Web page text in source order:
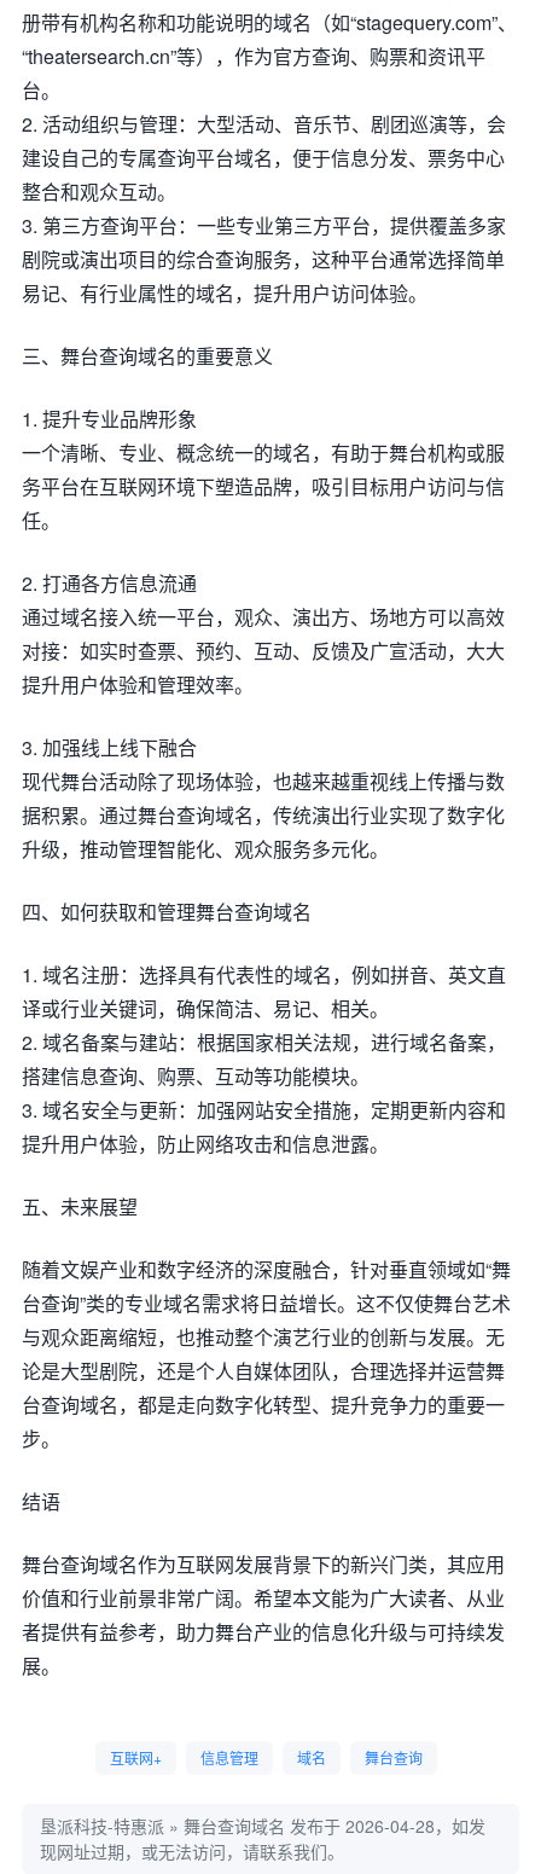
册带有机构名称和功能说明的域名（如“stagequery.com”、
“theatersearch.cn”等），作为官方查询、购票和资讯平
台。
2. 活动组织与管理：大型活动、音乐节、剧团巡演等，会
建设自己的专属查询平台域名，便于信息分发、票务中心
整合和观众互动。
3. 第三方查询平台：一些专业第三方平台，提供覆盖多家
剧院或演出项目的综合查询服务，这种平台通常选择简单
易记、有行业属性的域名，提升用户访问体验。
三、舞台查询域名的重要意义
1. 提升专业品牌形象
一个清晰、专业、概念统一的域名，有助于舞台机构或服
务平台在互联网环境下塑造品牌，吸引目标用户访问与信
任。
2. 打通各方信息流通
通过域名接入统一平台，观众、演出方、场地方可以高效
对接：如实时查票、预约、互动、反馈及广宣活动，大大
提升用户体验和管理效率。
3. 加强线上线下融合
现代舞台活动除了现场体验，也越来越重视线上传播与数
据积累。通过舞台查询域名，传统演出行业实现了数字化
升级，推动管理智能化、观众服务多元化。
四、如何获取和管理舞台查询域名
1. 域名注册：选择具有代表性的域名，例如拼音、英文直
译或行业关键词，确保简洁、易记、相关。
2. 域名备案与建站：根据国家相关法规，进行域名备案，
搭建信息查询、购票、互动等功能模块。
3. 域名安全与更新：加强网站安全措施，定期更新内容和
提升用户体验，防止网络攻击和信息泄露。
五、未来展望
随着文娱产业和数字经济的深度融合，针对垂直领域如“舞
台查询”类的专业域名需求将日益增长。这不仅使舞台艺术
与观众距离缩短，也推动整个演艺行业的创新与发展。无
论是大型剧院，还是个人自媒体团队，合理选择并运营舞
台查询域名，都是走向数字化转型、提升竞争力的重要一
步。
结语
舞台查询域名作为互联网发展背景下的新兴门类，其应用
价值和行业前景非常广阔。希望本文能为广大读者、从业
者提供有益参考，助力舞台产业的信息化升级与可持续发
展。
互联网+ 信息管理 域名 舞台查询
垦派科技-特惠派 » 舞台查询域名 发布于 2026-04-28，如发
现网址过期，或无法访问，请联系我们。